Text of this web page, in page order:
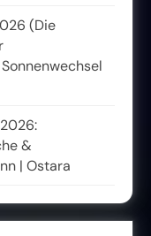
(Die
Sonnenwechsel
&
| Ostara